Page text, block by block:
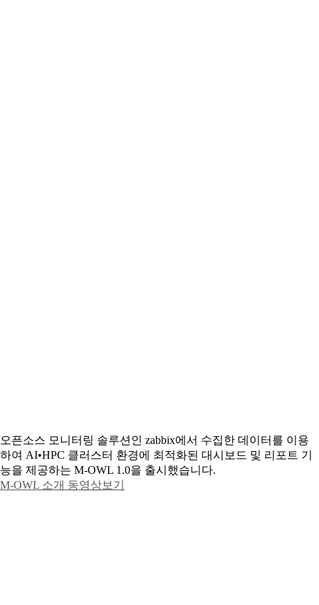
오픈소스 모니터링 솔루션인 zabbix에서 수집한 데이터를 이용
하여 AI•HPC 클러스터 환경에 최적화된 대시보드 및 리포트 기
능을 제공하는 M-OWL 1.0을 출시했습니다.
M-OWL 소개 동영상보기